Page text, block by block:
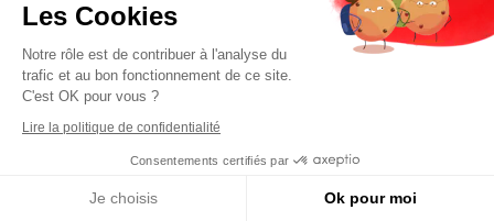
Les Cookies
Notre rôle est de contribuer à l'analyse du
trafic et au bon fonctionnement de ce site.
C'est OK pour vous ?
Lire la politique de confidentialité
Consentements certifiés par
Je choisis Ok pour moi